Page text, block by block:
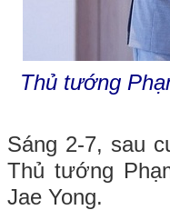
Thủ tướng
Sáng 2-7, sau
Thủ tướng
Jae Yong.